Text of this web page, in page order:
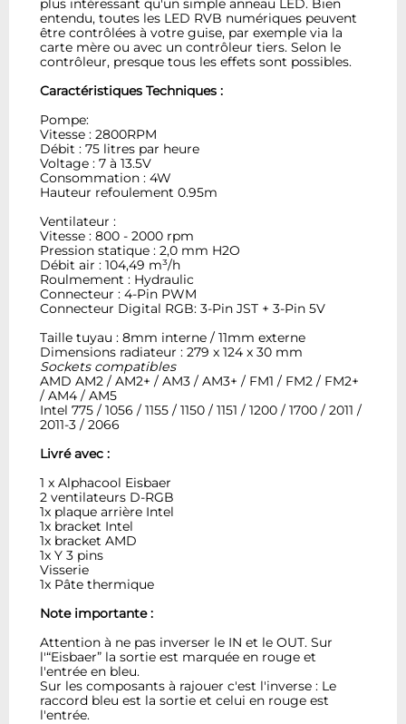
entendu, toutes les LED RVB numériques peuvent
être contrôlées à votre guise, par exemple via la
carte mère ou avec un contrôleur tiers. Selon le
contrôleur, presque tous les effets sont possibles.
Caractéristiques Techniques :
Pompe:
Vitesse : 2800RPM
Débit : 75 litres par heure
Voltage : 7 à 13.5V
Consommation : 4W
Hauteur refoulement 0.95m
Ventilateur :
Vitesse : 800 - 2000 rpm
Pression statique : 2,0 mm H2O
Débit air : 104,49 m³/h
Roulmement : Hydraulic
Connecteur : 4-Pin PWM
Connecteur Digital RGB: 3-Pin JST + 3-Pin 5V
Taille tuyau : 8mm interne / 11mm externe
Dimensions radiateur : 279 x 124 x 30 mm
Sockets compatibles
AMD AM2 / AM2+ / AM3 / AM3+ / FM1 / FM2 / FM2+
/ AM4 / AM5
Intel 775 / 1056 / 1155 / 1150 / 1151 / 1200 / 1700 / 2011 /
2011-3 / 2066
Livré avec :
1 x Alphacool Eisbaer
2 ventilateurs D-RGB
1x plaque arrière Intel
1x bracket Intel
1x bracket AMD
1x Y 3 pins
Visserie
1x Pâte thermique
Note importante :
Attention à ne pas inverser le IN et le OUT. Sur
l'“Eisbaer” la sortie est marquée en rouge et
l'entrée en bleu.
Sur les composants à rajouer c'est l'inverse : Le
raccord bleu est la sortie et celui en rouge est
l'entrée.